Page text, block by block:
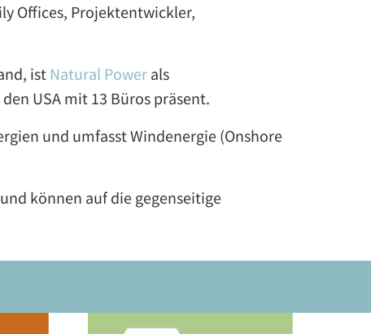
Offices, Projektentwickler,
ist Natural Power als
USA mit 13 Büros präsent.
und umfasst Windenergie (Onshore
können auf die gegenseitige